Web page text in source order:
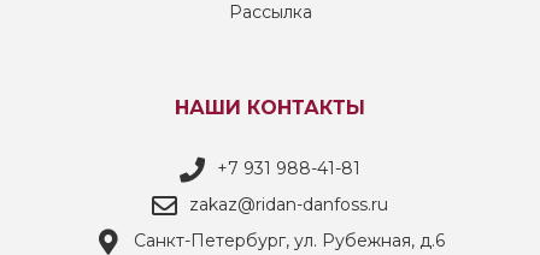
Рассылка
НАШИ КОНТАКТЫ
+7 931 988-41-81
zakaz@ridan-danfoss.ru
Санкт-Петербург, ул. Рубежная, д.6